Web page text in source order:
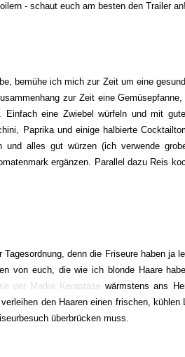
- schaut euch am besten den Trailer an!
bemühe ich mich zur Zeit um eine
zur Zeit eine
eine Zwiebel würfeln und mit
Paprika und einige halbierte
und alles gut würzen (ich verwende
ergänzen. Parallel dazu Reis
denn die Friseure haben ja
von euch, die wie ich blonde Haare
der Marke Kérastase wärmstens ans
den Haaren einen frischen,
überbrücken muss.